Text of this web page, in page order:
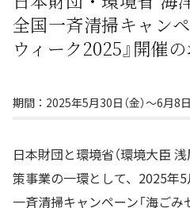
全国一斉清掃キャン
ウィーク2025』開催
期間：2025年5月30日（金）～6月8日
日本財団と環境省（環境大臣
策事業の一環として、2025年
一斉清掃キャンペーン「海ご